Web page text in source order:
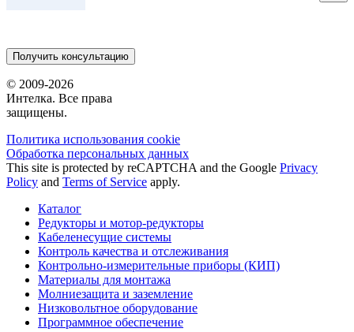
Получить консультацию
© 2009-2026
Интелка. Все права
защищены.
Политика использования сookie
Обработка персональных данных
This site is protected by reCAPTCHA and the Google Privacy
Policy and Terms of Service apply.
Каталог
Редукторы и мотор-редукторы
Кабеленесущие системы
Контроль качества и отслеживания
Контрольно-измерительные приборы (КИП)
Материалы для монтажа
Молниезащита и заземление
Низковольтное оборудование
Программное обеспечение